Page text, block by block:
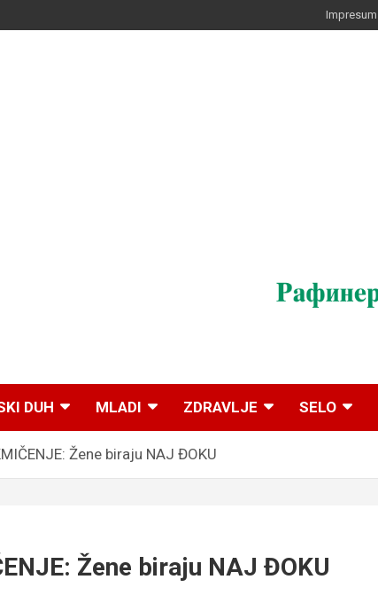
Impresum
DUH MLADI ZDRAVLJE SELO
Žene biraju NAJ ĐOKU
Žene biraju NAJ ĐOKU